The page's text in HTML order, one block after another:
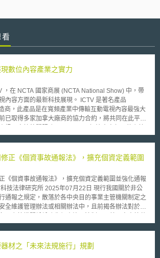
數位內容產業之實力
，在 NCTA 國家商展 (NCTA National Show) 中，帶
內容方面的最新科技展現。 ICTV 是著名產品
商，此產品是在寬頻產業中傳輸互動電視內容最強大
已取得多家加拿大廠商的協力合約，將共同在此平台
互動數位內容方面的技術領先國家，並且正持續吸引
意力，大都放在美國、歐洲及日韓等國，或許，對加
與瞭解，可以挖掘到更多的報寶藏。
正《個資事故通報法》，擴充個資定義範圍
《個資事故通報法》，擴充個資定義範圍並強化通報
通報之規定，散落於各中央目的事業主管機關制定之
全維護管理辦法或相關辦法中，且前揭各辦法對於通
定義、適當防護措施及個資事故通報機制等事項，以
（Senate Bill 626）[1]，修正《個資事故通報法》
材之「未來法規施行」規劃